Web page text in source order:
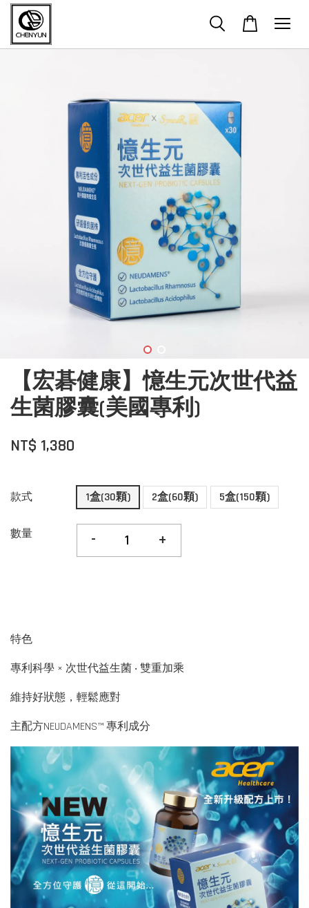
【宏碁健康】憶生元次世代益
生菌膠囊(美國專利)
NT$ 1,380
款式 1盒(30顆) 2盒(60顆) 5盒(150顆)
數量 - +
特色
專利科學 × 次世代益生菌 ‧ 雙重加乘
維持好狀態，輕鬆應對
主配方NEUDAMENS™ 專利成分